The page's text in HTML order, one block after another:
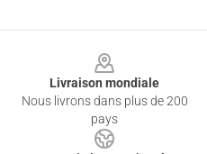
Livraison mondiale
Nous livrons dans plus de 200
pays